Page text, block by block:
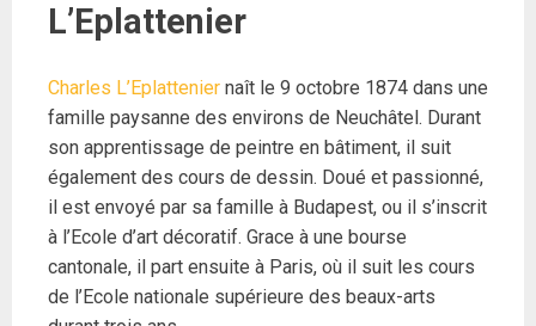
L’Eplattenier
Charles L’Eplattenier naît le 9 octobre 1874 dans une
famille paysanne des environs de Neuchâtel. Durant
son apprentissage de peintre en bâtiment, il suit
également des cours de dessin. Doué et passionné,
il est envoyé par sa famille à Budapest, ou il s’inscrit
à l’Ecole d’art décoratif. Grace à une bourse
cantonale, il part ensuite à Paris, où il suit les cours
de l’Ecole nationale supérieure des beaux-arts